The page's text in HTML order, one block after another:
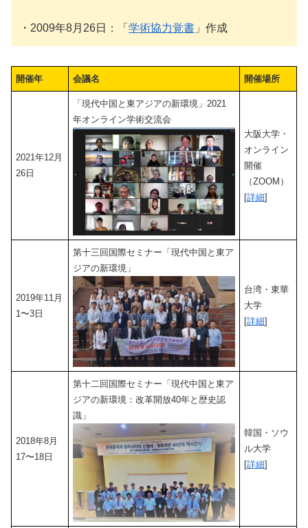
・2009年8月26日：「 学術協力覚書 」作成
開催年 会議名 開催場所
2021年12月
26日
「現代中国と東アジアの新環境」2021
年オンライン学術交流会
大阪大学・
オンライン
開催
（ZOOM）
[詳細]
2019年11月
1〜3日
第十三回国際セミナー「現代中国と東ア
ジアの新環境」
台湾・東華
大学
[詳細]
2018年8月
17〜18日
第十二回国際セミナー「現代中国と東ア
ジアの新環境：改革開放40年と歴史認
識」
韓国・ソウ
ル大学
[詳細]